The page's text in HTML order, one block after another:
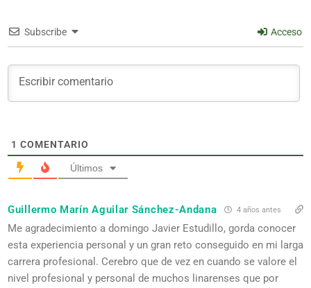
Subscribe Acceso
1 COMENTARIO
Últimos
Guillermo Marín Aguilar Sánchez-Andana 4 años antes
Me agradecimiento a domingo Javier Estudillo, gorda conocer
esta experiencia personal y un gran reto conseguido en mi larga
carrera profesional. Cerebro que de vez en cuando se valore el
nivel profesional y personal de muchos linarenses que por